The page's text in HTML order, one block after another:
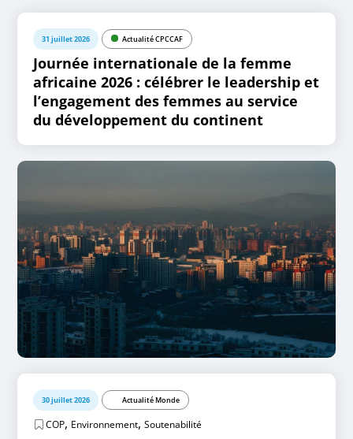
31 juillet 2026 Actualité CPCCAF
Journée internationale de la femme
africaine 2026 : célébrer le leadership et
l’engagement des femmes au service
du développement du continent
30 juillet 2026 Actualité Monde
COP, Environnement,Soutenabilité